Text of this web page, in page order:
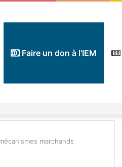
Faire un don à l’IEM
marchands